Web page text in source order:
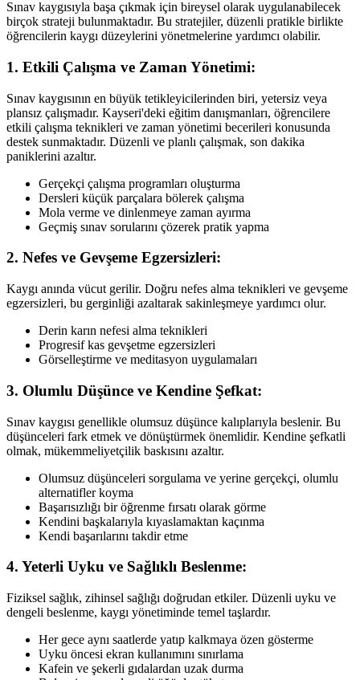
Sınav kaygısıyla başa çıkmak için bireysel olarak uygulanabilecek
birçok strateji bulunmaktadır. Bu stratejiler, düzenli pratikle birlikte
öğrencilerin kaygı düzeylerini yönetmelerine yardımcı olabilir.
1. Etkili Çalışma ve Zaman Yönetimi:
Sınav kaygısının en büyük tetikleyicilerinden biri, yetersiz veya
plansız çalışmadır. Kayseri'deki eğitim danışmanları, öğrencilere
etkili çalışma teknikleri ve zaman yönetimi becerileri konusunda
destek sunmaktadır. Düzenli ve planlı çalışmak, son dakika
paniklerini azaltır.
Gerçekçi çalışma programları oluşturma
Dersleri küçük parçalara bölerek çalışma
Mola verme ve dinlenmeye zaman ayırma
Geçmiş sınav sorularını çözerek pratik yapma
2. Nefes ve Gevşeme Egzersizleri:
Kaygı anında vücut gerilir. Doğru nefes alma teknikleri ve gevşeme
egzersizleri, bu gerginliği azaltarak sakinleşmeye yardımcı olur.
Derin karın nefesi alma teknikleri
Progresif kas gevşetme egzersizleri
Görselleştirme ve meditasyon uygulamaları
3. Olumlu Düşünce ve Kendine Şefkat:
Sınav kaygısı genellikle olumsuz düşünce kalıplarıyla beslenir. Bu
düşünceleri fark etmek ve dönüştürmek önemlidir. Kendine şefkatli
olmak, mükemmeliyetçilik baskısını azaltır.
Olumsuz düşünceleri sorgulama ve yerine gerçekçi, olumlu
alternatifler koyma
Başarısızlığı bir öğrenme fırsatı olarak görme
Kendini başkalarıyla kıyaslamaktan kaçınma
Kendi başarılarını takdir etme
4. Yeterli Uyku ve Sağlıklı Beslenme:
Fiziksel sağlık, zihinsel sağlığı doğrudan etkiler. Düzenli uyku ve
dengeli beslenme, kaygı yönetiminde temel taşlardır.
Her gece aynı saatlerde yatıp kalkmaya özen gösterme
Uyku öncesi ekran kullanımını sınırlama
Kafein ve şekerli gıdalardan uzak durma